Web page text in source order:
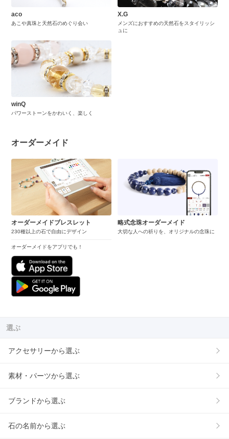
aco
あこや真珠と天然石のめぐり会い
X.G
メンズにおすすめの天然石をスタイリッシ
ュに
winQ
パワーストーンをかわいく、楽しく
オーダーメイド
オーダーメイドブレスレット
230種以上の石で自由にデザイン
オーダーメイドをアプリでも！
略式念珠オーダーメイド
大切な人への祈りを、オリジナルの念珠に
選ぶ
アクセサリーから選ぶ
素材・パーツから選ぶ
ブランドから選ぶ
石の名前から選ぶ